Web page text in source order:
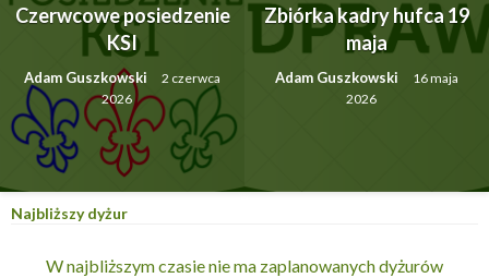
Czerwcowe posiedzenie
KSI
Adam Guszkowski
2 czerwca
2026
Zbiórka kadry hufca 19
maja
Adam Guszkowski
16 maja
2026
Najbliższy dyżur
W najbliższym czasie nie ma zaplanowanych dyżurów